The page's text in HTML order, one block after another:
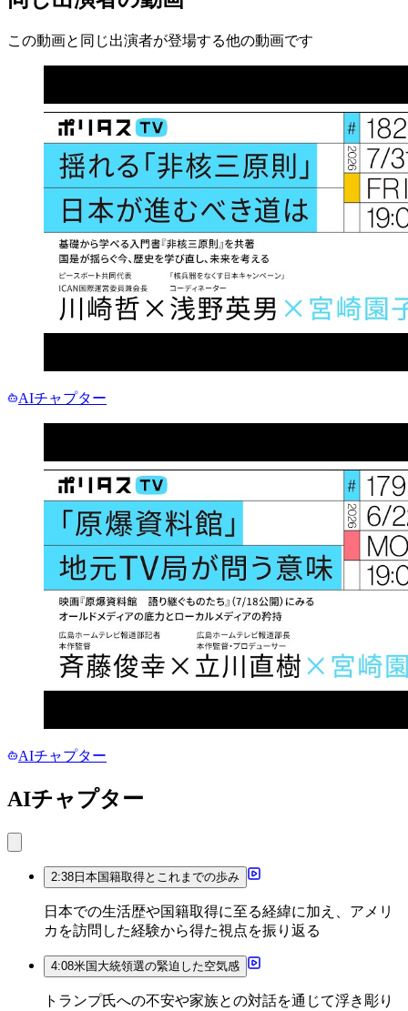
この動画と同じ出演者が登場する他の動画です
AIチャプター
AIチャプター
AIチャプター
2:38 日本国籍取得とこれまでの歩み
日本での生活歴や国籍取得に至る経緯に加え、アメリ
カを訪問した経験から得た視点を振り返る
4:08米国大統領選の緊迫した空気感
トランプ氏への不安や家族との対話を通じて浮き彫り